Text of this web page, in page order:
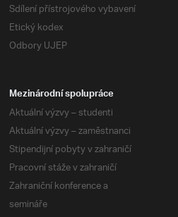
Sdílení přístrojového vybavení
Etický kodex
Odbory UJEP
Mezinárodní spolupráce
Aktuální výzvy – studenti
Aktuální výzvy – zaměstnanci
Stipendijní pobyty v zahraničí
Pracovní stáže v zahraničí
Zahraniční konference a
semináře